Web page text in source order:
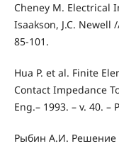
Cheney M. Electrical
Isaakson, J.C. Newell
85-101.
Hua P. et al. Finite
Contact Impedance
Eng.– 1993. – v. 40. –
Рыбин А.И. Решение